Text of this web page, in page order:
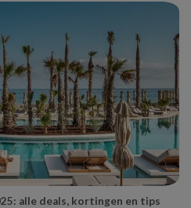
alle deals, kortingen en tips